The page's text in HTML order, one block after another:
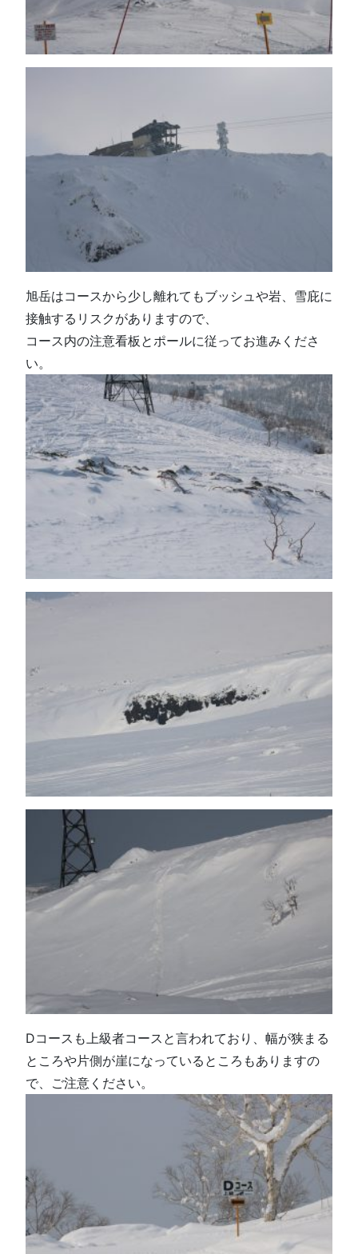
旭岳はコースから少し離れてもブッシュや岩、雪庇に
接触するリスクがありますので、
コース内の注意看板とポールに従ってお進みくださ
い。
Dコースも上級者コースと言われており、幅が狭まる
ところや片側が崖になっているところもありますの
で、ご注意ください。